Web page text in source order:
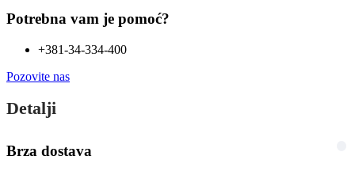
Potrebna vam je pomoć?
+381-34-334-400
Pozovite nas
Detalji
Brza dostava